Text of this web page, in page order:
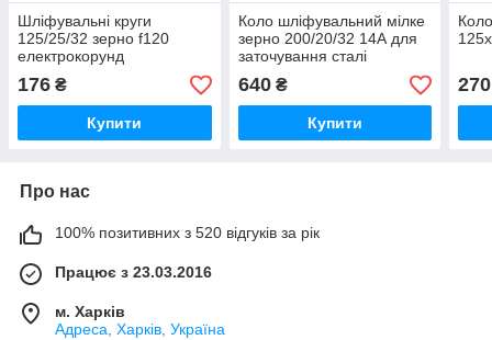
Шліфувальні круги
125/25/32 зерно f120
електрокорунд
176 ₴
Купити
Коло шліфувальний мілке
зерно 200/20/32 14А для
заточування сталі
640₴
Купити
270
Про нас
100% позитивних з 520 відгуків за рік
Працює з 23.03.2016
м. Харків
Адреса, Харків, Україна